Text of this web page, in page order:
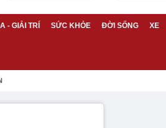
- GIẢI TRÍ SỨC KHỎE ĐỜI SỐNG XE